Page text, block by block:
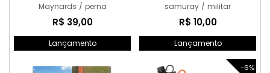
Maynards / perna
R$ 39,00
Lançamento
samuray / militar
R$ 10,00
Lançamento
-6%